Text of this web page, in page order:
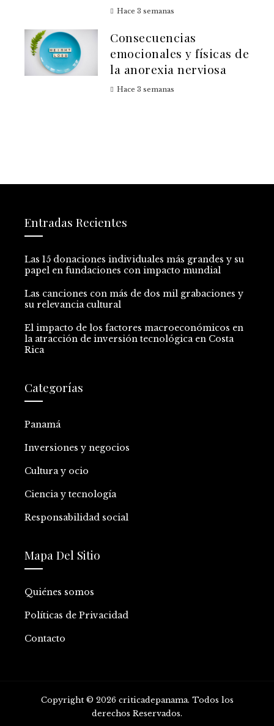
Hace 3 semanas
Consecuencias
emocionales y físicas de
la anorexia nerviosa
Hace 3 semanas
Entradas Recientes
Las 15 donaciones individuales más grandes y su
papel en fundaciones con impacto mundial
Las canciones con más de dos mil grabaciones y
su relevancia cultural
El impacto de los factores macroeconómicos en
la atracción de inversión tecnológica en Costa
Rica
Categorías
Panamá
Inversiones y negocios
Cultura y ocio
Ciencia y tecnología
Responsabilidad social
Mapa Del Sitio
Quiénes somos
Políticas de Privacidad
Contacto
Copyright © 2026 criticadepanama. Todos los
derechos Reservados.